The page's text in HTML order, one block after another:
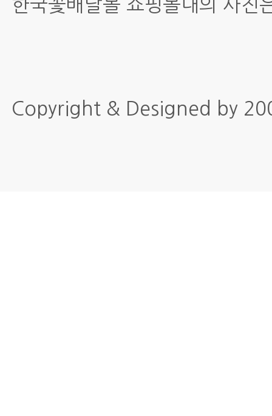
한국꽃배달몰 쇼핑몰내의 사진
Copyright & Designed by